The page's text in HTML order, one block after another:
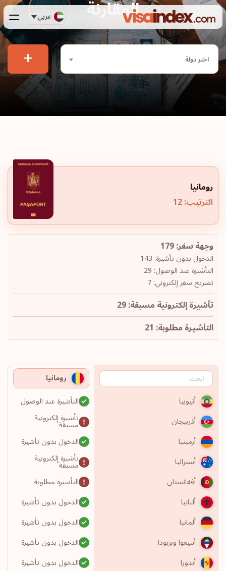
عربي المقارنة
اختر دولة +
رومانيا
الترتيب: 12
وجهة سفر: 179
الدخول بدون تأشيرة: 143
التأشيرة عند الوصول: 29
تصريح سفر إلكتروني: 7
تأشيرة إلكترونية مسبقة: 29
التأشيرة مطلوبة: 21
رومانيا
أثيوبيا
التأشيرة عند الوصول
أذربيجان
تأشيرة إلكترونية
مسبقة
أرمينيا
الدخول بدون تأشيرة
أستراليا
تأشيرة إلكترونية
مسبقة
أفغانستان
التأشيرة مطلوبة
ألبانيا
الدخول بدون تأشيرة
ألمانيا
الدخول بدون تأشيرة
أنتيغوا وبربودا
الدخول بدون تأشيرة
أندورا
الدخول بدون تأشيرة